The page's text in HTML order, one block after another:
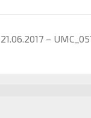
–